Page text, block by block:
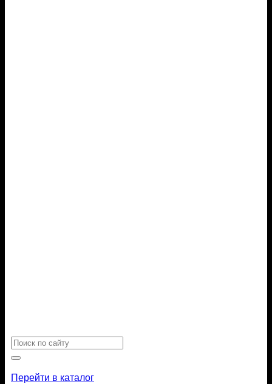
Искать:
Перейти в каталог